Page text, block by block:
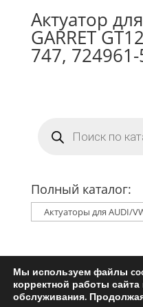
Актуатор
GARRET
747,
товаров
Полный каталог:
Главная
Мы используем файлы
корректной работы
обслуживания.